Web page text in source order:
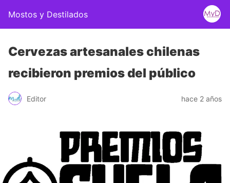
Mostos y Destilados
Cervezas artesanales chilenas
recibieron premios del público
Editor hace 2 años